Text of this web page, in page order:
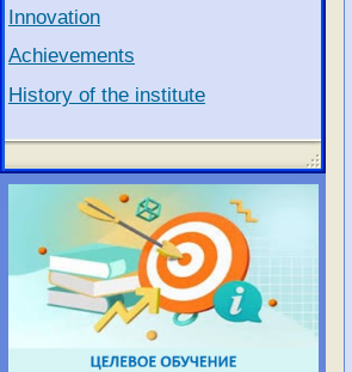
Innovation
Achievements
History of the institute